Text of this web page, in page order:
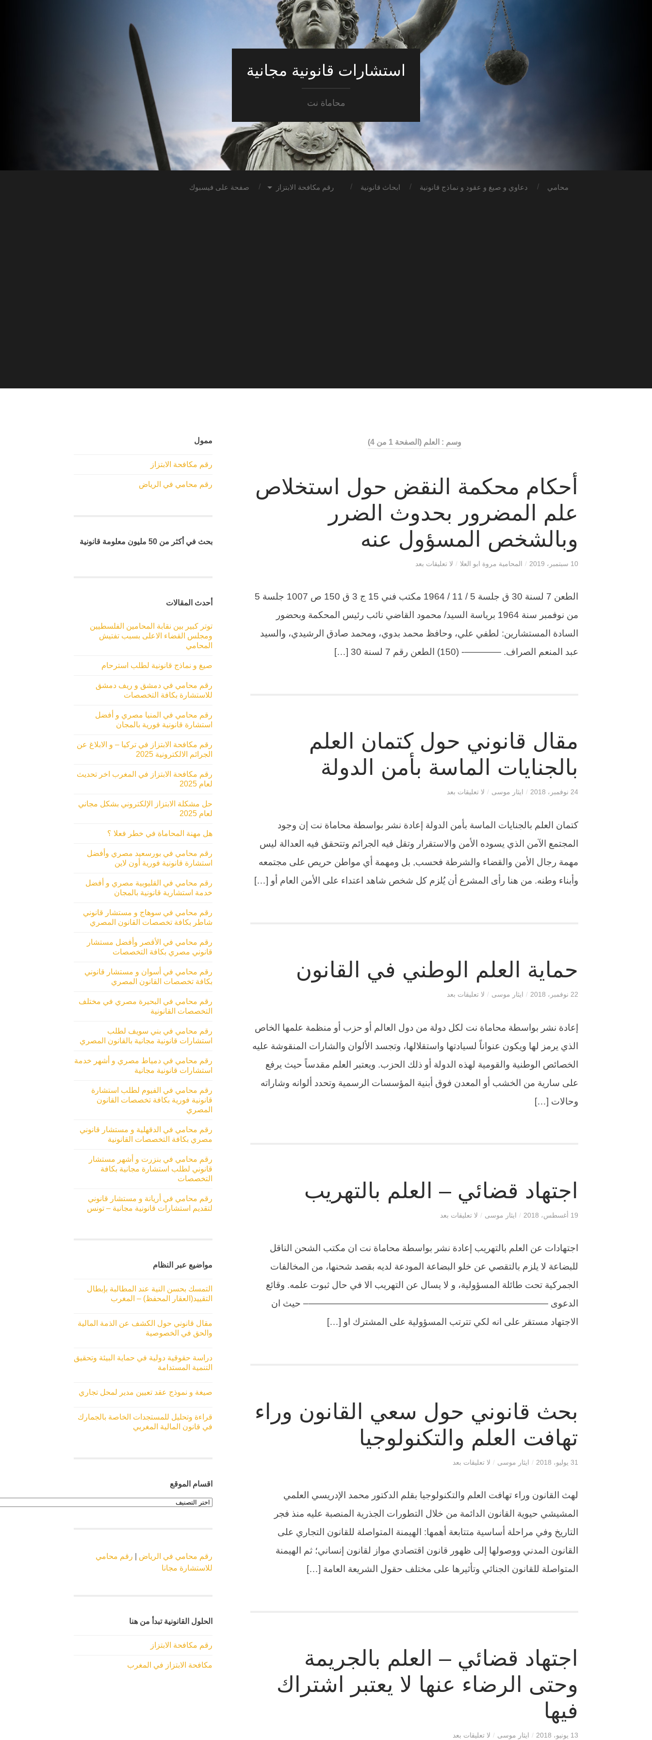
استشارات قانونية مجانية
محاماة نت
محامي دعاوي و صيغ و عقود و نماذج قانونية ابحاث قانونية رقم مكافحة الابتزاز صفحة على فيسبوك
وسم : العلم(الصفحة 1 من 4)
أحكام محكمة النقض حول استخلاص
علم المضرور بحدوث الضرر
وبالشخص المسؤول عنه
10 سبتمبر، 2019 / المحامية مروة ابو العلا / لا تعليقات بعد
الطعن 7 لسنة 30 ق جلسة 5 / 11 / 1964 مكتب فني 15 ج 3 ق 150 ص 1007 جلسة 5
من نوفمبر سنة 1964 برياسة السيد/ محمود القاضي نائب رئيس المحكمة وبحضور
السادة المستشارين: لطفي علي، وحافظ محمد بدوي، ومحمد صادق الرشيدي، والسيد
عبد المنعم الصراف. ————- (150) الطعن رقم 7 لسنة 30 […]
مقال قانوني حول كتمان العلم
بالجنايات الماسة بأمن الدولة
24 نوفمبر، 2018 / ايثار موسى / لا تعليقات بعد
كتمان العلم بالجنايات الماسة بأمن الدولة إعادة نشر بواسطة محاماة نت إن وجود
المجتمع الآمن الذي يسوده الأمن والاستقرار وتقل فيه الجرائم وتتحقق فيه العدالة ليس
مهمة رجال الأمن والقضاء والشرطة فحسب, بل ومهمة أي مواطن حريص على مجتمعه
وأبناء وطنه. من هنا رأى المشرع أن يُلزم كل شخص شاهد اعتداء على الأمن العام أو […]
حماية العلم الوطني في القانون
22 نوفمبر، 2018 / ايثار موسى / لا تعليقات بعد
إعادة نشر بواسطة محاماة نت لكل دولة من دول العالم أو حزب أو منظمة علمها الخاص
الذي يرمز لها ويكون عنواناً لسيادتها واستقلالها، وتجسد الألوان والشارات المنقوشة عليه
الخصائص الوطنية والقومية لهذه الدولة أو ذلك الحزب. ويعتبر العلم مقدساً حيث يرفع
على سارية من الخشب أو المعدن فوق أبنية المؤسسات الرسمية وتحدد ألوانه وشاراته
وحالات […]
اجتهاد قضائي – العلم بالتهريب
19 أغسطس، 2018 / ايثار موسى / لا تعليقات بعد
اجتهادات عن العلم بالتهريب إعادة نشر بواسطة محاماة نت ان مكتب الشحن الناقل
للبضاعة لا يلزم بالتقصي عن خلو البضاعة المودعة لديه بقصد شحنها، من المخالفات
الجمركية تحت طائلة المسؤولية، و لا يسال عن التهريب الا في حال ثبوت علمه. وقائع
الدعوى ——————————————————————————– حيث ان
الاجتهاد مستقر على انه لكي تترتب المسؤولية على المشترك او […]
بحث قانوني حول سعي القانون وراء
تهافت العلم والتكنولوجيا
31 يوليو، 2018 / ايثار موسى / لا تعليقات بعد
لهث القانون وراء تهافت العلم والتكنولوجيا بقلم الدكتور محمد الإدريسي العلمي
المشيشي حيوية القانون الدائمة من خلال التطورات الجذرية المنصبة عليه منذ فجر
التاريخ وفي مراحلة أساسية متتابعة أهمها: الهيمنة المتواصلة للقانون التجاري على
القانون المدني ووصولها إلى ظهور قانون اقتصادي مواز لقانون إنساني؛ ثم الهيمنة
المتواصلة للقانون الجنائي وتأثيرها على مختلف حقول الشريعة العامة […]
اجتهاد قضائي – العلم بالجريمة
وحتى الرضاء عنها لا يعتبر اشتراك
فيها
13 يونيو، 2018 / ايثار موسى / لا تعليقات بعد
ممول
رقم مكافحة الابتزاز
رقم محامي في الرياض
بحث في أكثر من 50 مليون معلومة قانونية
أحدث المقالات
توتر كبير بين نقابة المحامين الفلسطيين
ومجلس القضاء الاعلى بسبب تفتيش
المحامي
صيغ و نماذج قانونية لطلب استرحام
رقم محامي في دمشق و ريف دمشق
للاستشارة بكافة التخصصات
رقم محامي في المنيا مصري و أفضل
استشارة قانونية فورية بالمجان
رقم مكافحة الابتزاز في تركيا – و الابلاغ عن
الجرائم الالكترونية 2025
رقم مكافحة الابتزاز في المغرب اخر تحديث
لعام 2025
حل مشكلة الابتزاز الإلكتروني بشكل مجاني
لعام 2025
هل مهنة المحاماة في خطر فعلا ؟
رقم محامي في بورسعيد مصري وأفضل
استشارة قانونية فورية أون لاين
رقم محامي في القليوبية مصري و أفضل
خدمة استشارية قانونية بالمجان
رقم محامي في سوهاج و مستشار قانوني
شاطر بكافة تخصصات القانون المصري
رقم محامي في الأقصر وأفضل مستشار
قانوني مصري بكافة التخصصات
رقم محامي في أسوان و مستشار قانوني
بكافة تخصصات القانون المصري
رقم محامي في البحيرة مصري في مختلف
التخصصات القانونية
رقم محامي في بني سويف لطلب
استشارات قانونية مجانية بالقانون المصري
رقم محامي في دمياط مصري و أشهر خدمة
استشارات قانونية مجانية
رقم محامي في الفيوم لطلب استشارة
قانونية فورية بكافة تخصصات القانون
المصري
رقم محامي في الدقهلية و مستشار قانوني
مصري بكافة التخصصات القانونية
رقم محامي في بنزرت و أشهر مستشار
قانوني لطلب استشارة مجانية بكافة
التخصصات
رقم محامي في أريانة و مستشار قانوني
لتقديم استشارات قانونية مجانية – تونس
مواضيع عبر النظام
التمسك بحسن النية عند المطالبة بإبطال
التقييد(العقار المحفظ) – المغرب
مقال قانوني حول الكشف عن الذمة المالية
والحق في الخصوصية
دراسة حقوقية دولية في حماية البيئة وتحقيق
التنمية المستدامة
صيغة و نموذج عقد تعيين مدير لمحل تجاري
قراءة وتحليل للمستجدات الخاصة بالجمارك
في قانون المالية المغربي
اقسام الموقع
اقسام
الموقع
رقم محامي في الرياض
رقم محامي
للاستشارة مجانا
الحلول القانونية تبدأ من هنا
رقم مكافحة الابتزاز
مكافحة الابتزاز في المغرب